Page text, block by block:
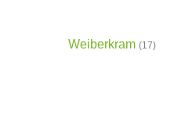
Weiberkram (17)